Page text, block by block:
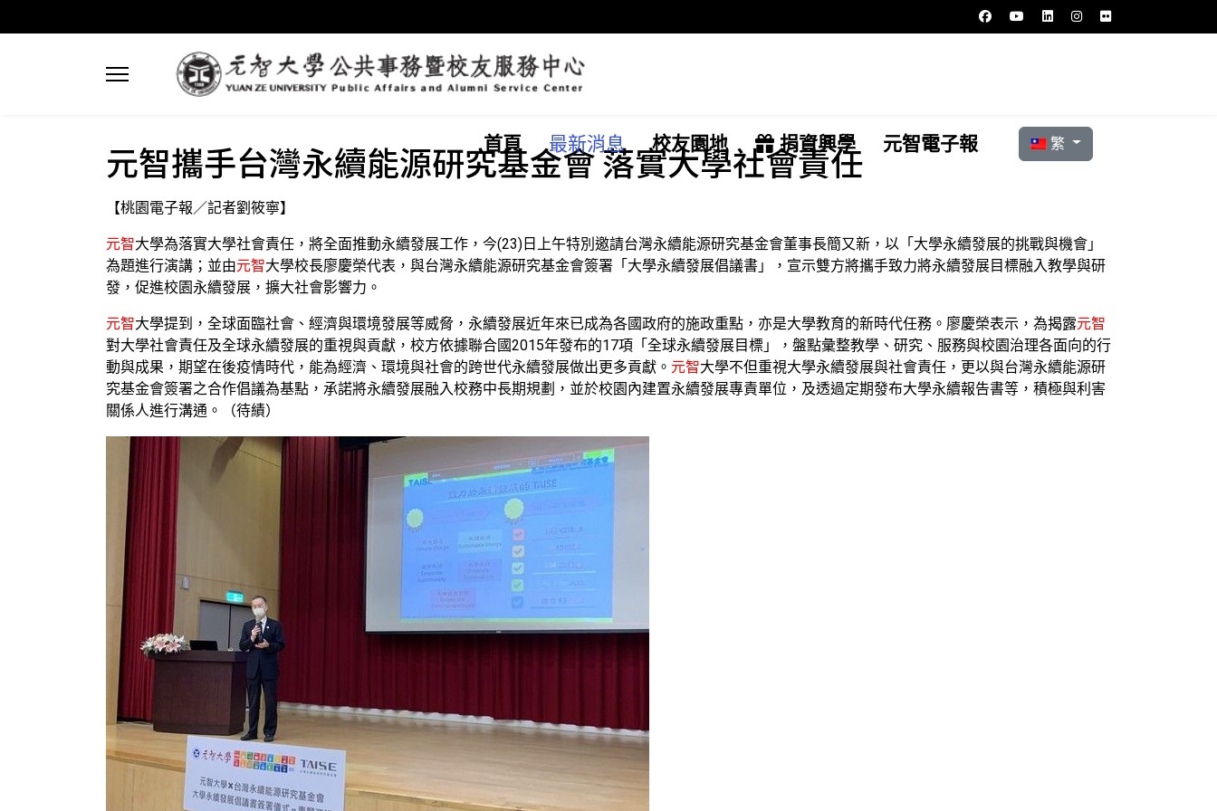
首頁 最新消息 校友園地 捐資興學 元智電子報 選擇你的語言
繁
元智攜手台灣永續能源研究基金會 落實大學社會責任
【桃園電子報／記者劉筱寧】
元智大學為落實大學社會責任，將全面推動永續發展工作，今(23)日上午特別邀請台灣永續能源研究基金會董事長簡又新，以「大學永續發展的挑戰與機會」
為題進行演講；並由元智大學校長廖慶榮代表，與台灣永續能源研究基金會簽署「大學永續發展倡議書」，宣示雙方將攜手致力將永續發展目標融入教學與研
發，促進校園永續發展，擴大社會影響力。
元智大學提到，全球面臨社會、經濟與環境發展等威脅，永續發展近年來已成為各國政府的施政重點，亦是大學教育的新時代任務。廖慶榮表示，為揭露元智
對大學社會責任及全球永續發展的重視與貢獻，校方依據聯合國2015年發布的17項「全球永續發展目標」，盤點彙整教學、研究、服務與校園治理各面向的行
動與成果，期望在後疫情時代，能為經濟、環境與社會的跨世代永續發展做出更多貢獻。 元智大學不但重視大學永續發展與社會責任，更以與台灣永續能源研
究基金會簽署之合作倡議為基點，承諾將永續發展融入校務中長期規劃，並於校園內建置永續發展專責單位，及透過定期發布大學永續報告書等，積極與利害
關係人進行溝通。（待績）